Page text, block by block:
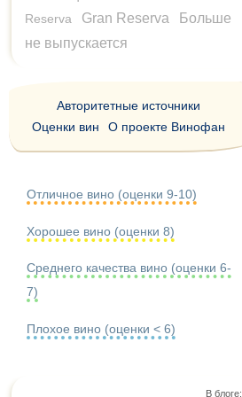
Reserva Gran Reserva
Больше
не выпускается
Авторитетные источники
Оценки вин
О проекте Винофан
Отличное вино (оценки 9-10)
Хорошее вино (оценки 8)
Среднего качества вино (оценки 6-
7)
Плохое вино (оценки < 6)
В блоге: